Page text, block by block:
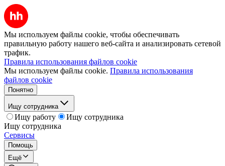
Мы используем файлы cookie, чтобы обеспечивать
правильную работу нашего веб-сайта и анализировать сетевой
трафик.
Правила использования файлов cookie
Мы используем файлы cookie. Правила использования
файлов cookie
Понятно
Ищу сотрудника
Ищу работу
Ищу сотрудника
Ищу сотрудника
Сервисы
Помощь
Ещё